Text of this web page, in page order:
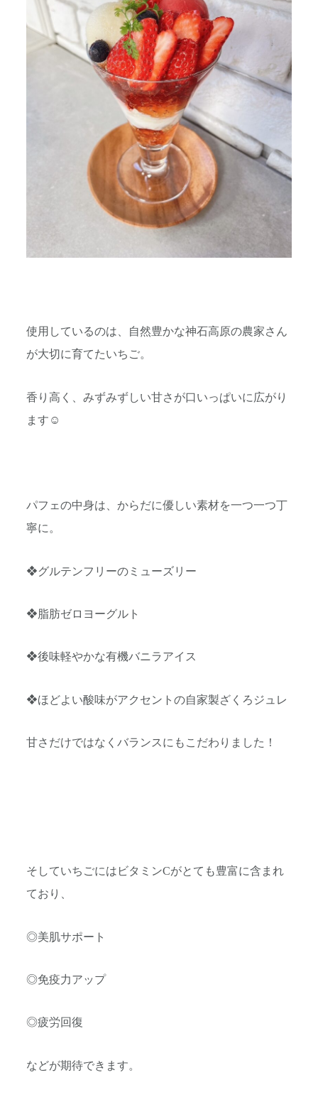
使用しているのは、自然豊かな神石高原の農家さん
が大切に育てたいちご。
香り高く、みずみずしい甘さが口いっぱいに広がり
ます☺
パフェの中身は、からだに優しい素材を一つ一つ丁
寧に。
❖グルテンフリーのミューズリー
❖脂肪ゼロヨーグルト
❖後味軽やかな有機バニラアイス
❖ほどよい酸味がアクセントの自家製ざくろジュレ
甘さだけではなくバランスにもこだわりました！
そしていちごにはビタミンCがとても豊富に含まれ
ており、
◎美肌サポート
◎免疫力アップ
◎疲労回復
などが期待できます。